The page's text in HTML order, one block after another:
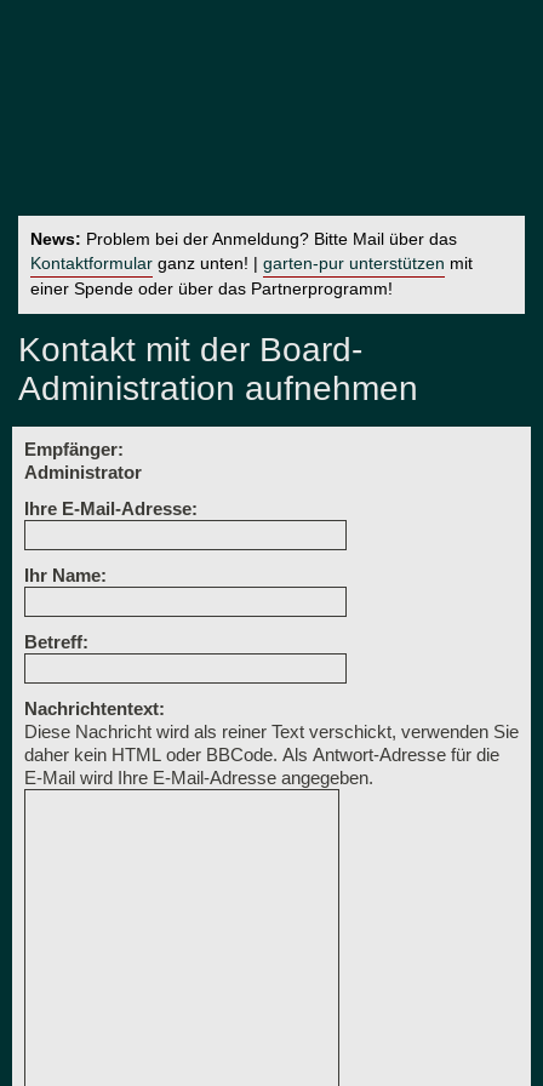
News: Problem bei der Anmeldung? Bitte Mail über das
Kontaktformular ganz unten! | garten-pur unterstützen mit
einer Spende oder über das Partnerprogramm!
Kontakt mit der Board-
Administration aufnehmen
Empfänger:
Administrator
Ihre E-Mail-Adresse:
Ihr Name:
Betreff:
Nachrichtentext:
Diese Nachricht wird als reiner Text verschickt, verwenden Sie
daher kein HTML oder BBCode. Als Antwort-Adresse für die
E-Mail wird Ihre E-Mail-Adresse angegeben.